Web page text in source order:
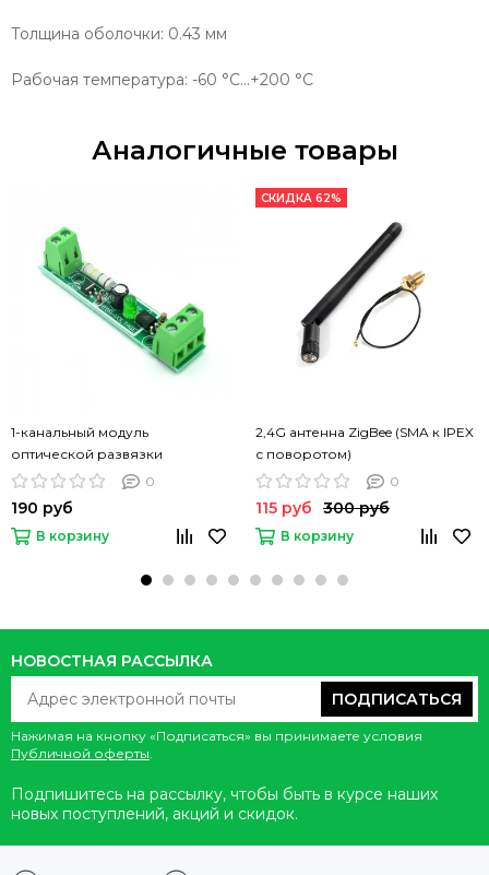
Толщина оболочки: 0.43 мм
Рабочая температура: -60 °C…+200 °C
Аналогичные товары
1-канальный модуль
оптической развязки
0
190 руб
В корзину
СКИДКА 62%
2,4G антенна ZigBee (SMA к IPEX
с поворотом)
0
115 руб 300 руб
В корзину
НОВОСТНАЯ РАССЫЛКА
ПОДПИСАТЬСЯ
Нажимая на кнопку «Подписаться» вы принимаете условия
Публичной оферты.
Подпишитесь на рассылку, чтобы быть в курсе наших
новых поступлений, акций и скидок.